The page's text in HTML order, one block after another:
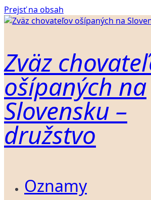
Prejsť na obsah
Zväz
ošípaných na
Slovensku –
družstvo
Oznamy